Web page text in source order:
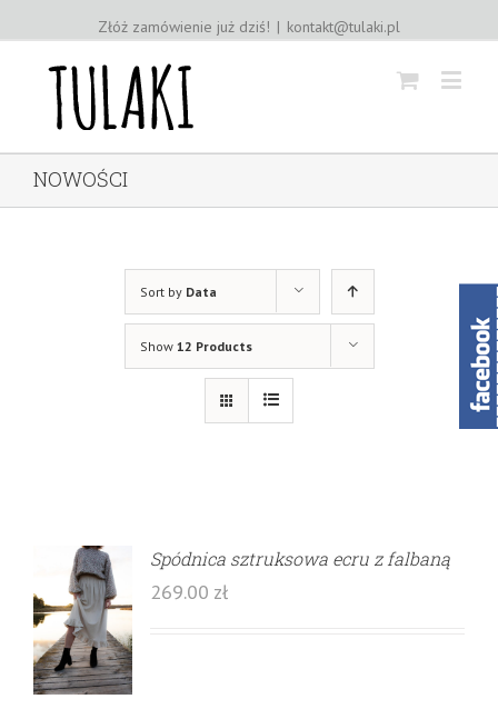
Złóż zamówienie już dziś! | kontakt@tulaki.pl
NOWOŚCI
Sort by Data
Show 12 Products
Spódnica sztruksowa ecru z falbaną
269.00 zł